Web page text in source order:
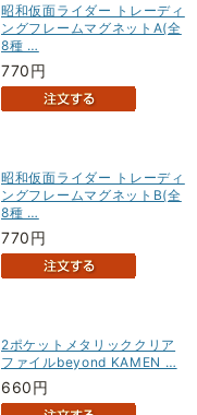
昭和仮面ライダー トレーディ
ングフレームマグネットA(全
8種 …
770円
昭和仮面ライダー トレーディ
ングフレームマグネットB(全
8種 …
770円
2ポケットメタリッククリア
ファイルbeyond KAMEN …
660円